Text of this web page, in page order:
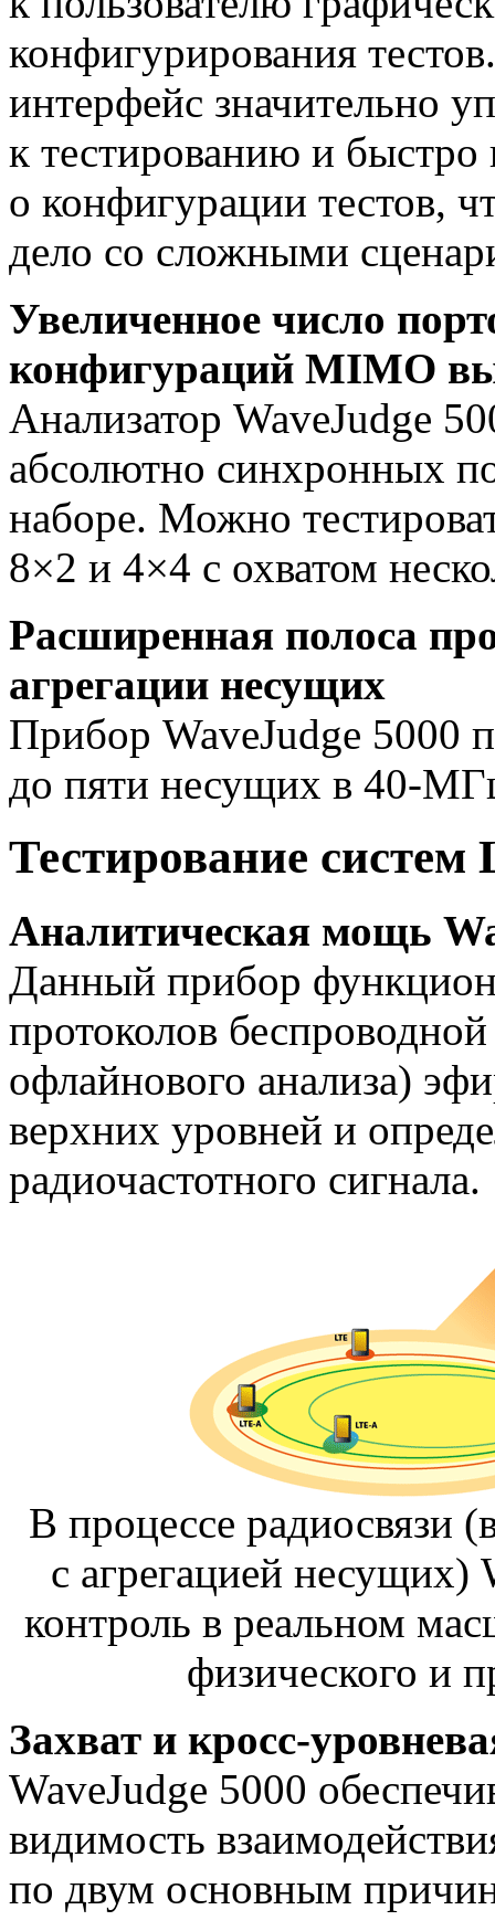
конфигурирования
интерфейс значительно
к тестированию и
о конфигурации тестов,
дело со сложными
Увеличенное число
конфигураций MIMO
Анализатор WaveJudge
абсолютно синхронных
наборе. Можно
8×2 и 4×4 с охватом
Расширенная полоса
агрегации несущих
Прибор WaveJudge 5000
до пяти несущих в 40-
Тестирование систем
Аналитическая мощь
Данный прибор
протоколов
офлайнового анализа)
верхних уровней и
радиочастотного сигнала.
В процессе радиосвязи
с агрегацией несущих)
контроль в реальном
физического и
Захват и кросс-
WaveJudge 5000
видимость
по двум основным